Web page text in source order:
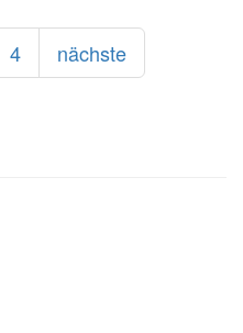
4 nächste